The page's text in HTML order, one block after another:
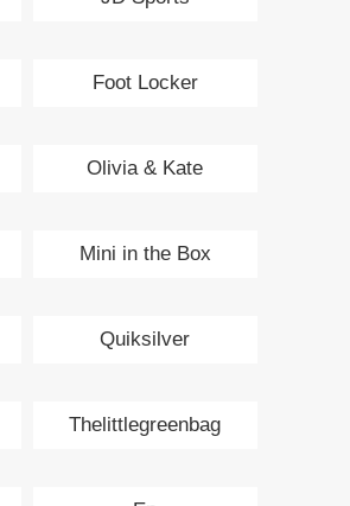
Foot Locker
Olivia & Kate
Mini in the Box
Quiksilver
Thelittlegreenbag